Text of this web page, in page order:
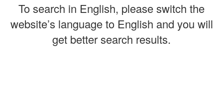
To search in English, please switch the
website’s language to English and you will
get better search results.